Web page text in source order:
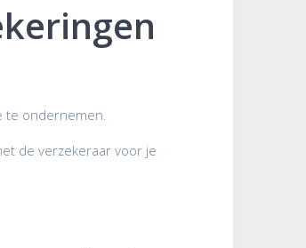
te ondernemen.
de verzekeraar voor je